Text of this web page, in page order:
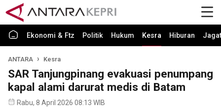
Ekonomi & Ftz Politik Hukum Kesra Hiburan Jagat
ANTARA Kesra
SAR Tanjungpinang evakuasi penumpang
kapal alami darurat medis di Batam
Rabu, 8 April 2026 08:13 WIB